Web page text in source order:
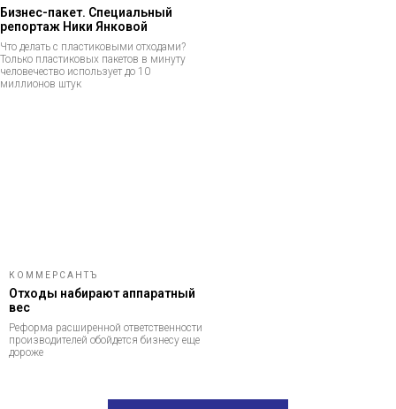
Бизнес-пакет. Специальный
репортаж Ники Янковой
Что делать с пластиковыми отходами?
Только пластиковых пакетов в минуту
человечество использует до 10
миллионов штук
КОММЕРСАНТЪ
Отходы набирают аппаратный
вес
Реформа расширенной ответственности
производителей обойдется бизнесу еще
дороже